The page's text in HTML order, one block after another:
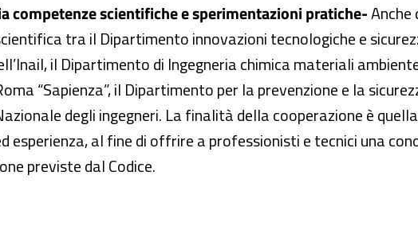
competenze scientifiche e sperimentazioni pratiche-Anche
tra il Dipartimento innovazioni tecnologiche e
il Dipartimento di Ingegneria chimica materiali
“Sapienza”, il Dipartimento per la prevenzione e la
degli ingegneri. La finalità della cooperazione è
esperienza, al fine di offrire a professionisti e tecnici una
previste dal Codice.